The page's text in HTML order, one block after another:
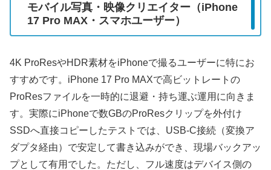
モバイル写真・映像クリエイター（iPhone
17 Pro MAX・スマホユーザー）
4K ProResやHDR素材をiPhoneで撮るユーザーに特にお
すすめです。iPhone 17 Pro MAXで高ビットレートの
ProResファイルを一時的に退避・持ち運ぶ運用に向きま
す。実際にiPhoneで数GBのProResクリップを外付け
SSDへ直接コピーしたテストでは、USB-C接続（変換ア
ダプタ経由）で安定して書き込みができ、現場バックアッ
プとして有用でした。ただし、フル速度はデバイス側の